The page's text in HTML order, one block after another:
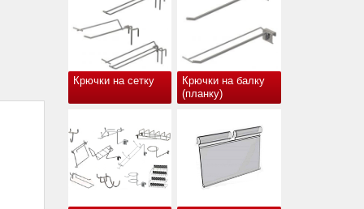
Крючки на сетку
Крючки на балку
(планку)